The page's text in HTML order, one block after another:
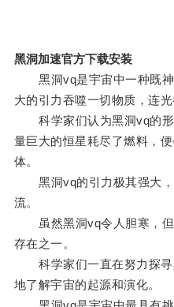
黑洞加速官方下载安装
黑洞vq是宇宙中一种既神
大的引力吞噬一切物质，连光
科学家们认为黑洞vq的形
量巨大的恒星耗尽了燃料，
体。
黑洞vq的引力极其强大，
流。
虽然黑洞vq令人胆寒，但
存在之一。
科学家们一直在努力探寻
地了解宇宙的起源和演化。